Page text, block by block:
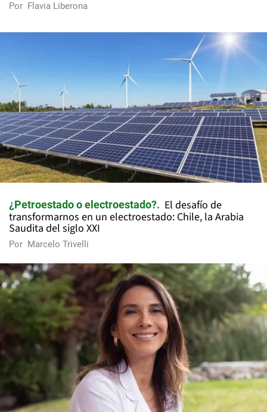
Por Flavia Liberona
¿Petroestado o electroestado?
El desafío de
transformarnos en un electroestado: Chile, la Arabia
Saudita del siglo XXI
Por Marcelo Trivelli